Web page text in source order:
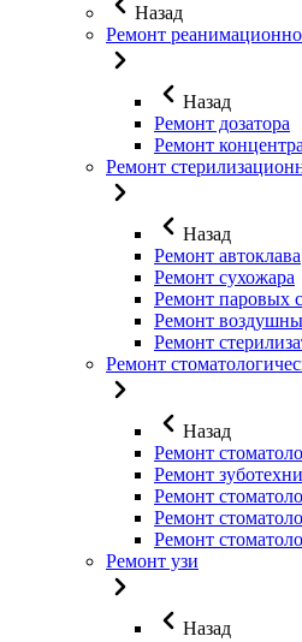
Назад
Ремонт
Назад
Ремонт дозатора
Ремонт
Ремонт
Назад
Ремонт автоклава
Ремонт сухожара
Ремонт паровых
Ремонт
Ремонт
Ремонт
Назад
Ремонт
Ремонт
Ремонт
Ремонт
Ремонт
Ремонт узи
Назад